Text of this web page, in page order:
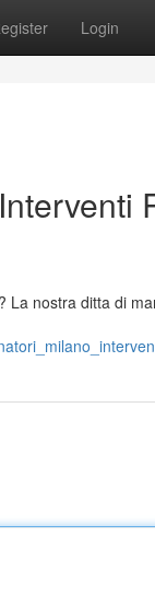
Login
nostra ditta di